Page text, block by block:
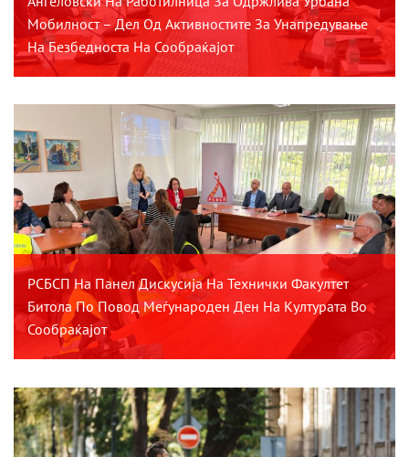
Мобилност – Дел Од Активностите За Унапредување
На Безбедноста На Сообраќајот
РСБСП На Панел Дискусија На Технички Факултет
Битола По Повод Меѓународен Ден На Културата Во
Сообраќајот